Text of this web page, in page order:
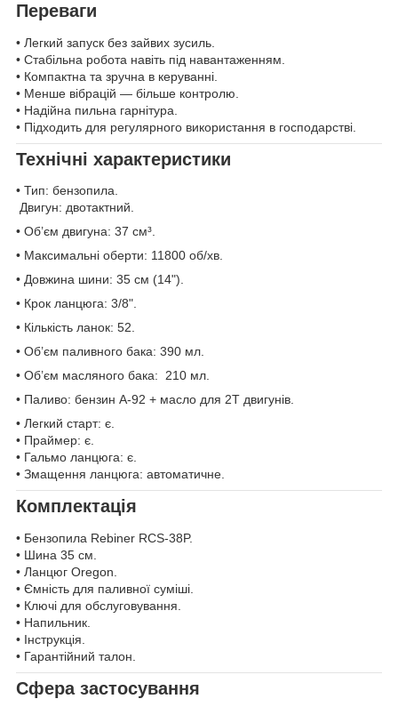
Переваги
• Легкий запуск без зайвих зусиль.
• Стабільна робота навіть під навантаженням.
• Компактна та зручна в керуванні.
• Менше вібрацій — більше контролю.
• Надійна пильна гарнітура.
• Підходить для регулярного використання в господарстві.
Технічні характеристики
• Тип: бензопила.
Двигун: двотактний.
• Об’єм двигуна: 37 см³.
• Максимальні оберти: 11800 об/хв.
• Довжина шини: 35 см (14").
• Крок ланцюга: 3/8".
• Кількість ланок: 52.
• Об’єм паливного бака: 390 мл.
• Об’єм масляного бака: 210 мл.
• Паливо: бензин А-92 + масло для 2Т двигунів.
• Легкий старт: є.
• Праймер: є.
• Гальмо ланцюга: є.
• Змащення ланцюга: автоматичне.
Комплектація
• Бензопила Rebiner RCS-38P.
• Шина 35 см.
• Ланцюг Oregon.
• Ємність для паливної суміші.
• Ключі для обслуговування.
• Напильник.
• Інструкція.
• Гарантійний талон.
Сфера застосування